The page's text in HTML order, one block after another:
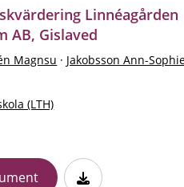
Linnéagården
AB, Gislaved
Magnsu · Jakobsson Ann-
(LTH)